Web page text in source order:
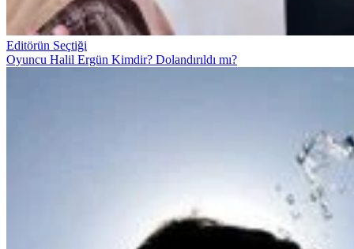
Editörün Seçtiği
Oyuncu Halil Ergün Kimdir? Dolandırıldı mı?